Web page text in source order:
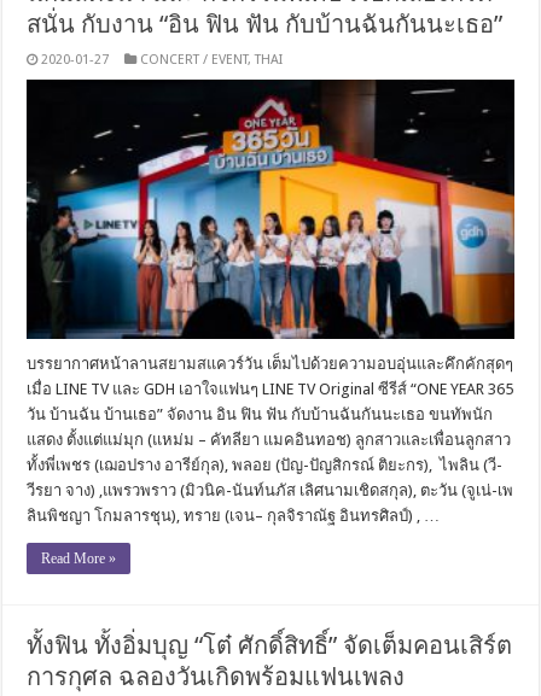
สนั่น กับงาน “อิน ฟิน ฟัน กับบ้านฉันกันนะเธอ”
2020-01-27 CONCERT / EVENT,THAI
บรรยากาศหน้าลานสยามสแควร์วัน เต็มไปด้วยความอบอุ่นและคึกคักสุดๆ
เมื่อ LINE TV และ GDH เอาใจแฟนๆ LINE TV Original ซีรีส์ “ONE YEAR 365
วัน บ้านฉัน บ้านเธอ” จัดงาน อิน ฟิน ฟัน กับบ้านฉันกันนะเธอ ขนทัพนัก
แสดง ตั้งแต่แม่มุก (แหม่ม – คัทลียา แมคอินทอช) ลูกสาวและเพื่อนลูกสาว
ทั้งพี่เพชร (เฌอปราง อารีย์กุล), พลอย (ปัญ-ปัญสิกรณ์ ติยะกร), ไพลิน (วี-
วีรยา จาง) ,แพรวพราว (มิวนิค-นันท์นภัส เลิศนามเชิดสกุล), ตะวัน (จูเน่-เพ
ลินพิชญา โกมลารชุน), ทราย (เจน– กุลจิราณัฐ อินทรศิลป์) , …
Read More »
ทั้งฟิน ทั้งอิ่มบุญ “โต๋ ศักดิ์สิทธิ์” จัดเต็มคอนเสิร์ต
การกุศล ฉลองวันเกิดพร้อมแฟนเพลง